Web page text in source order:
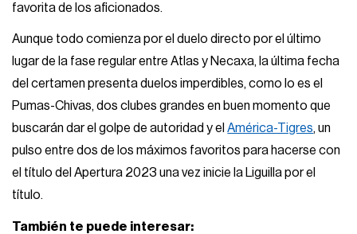
favorita de los aficionados.
Aunque todo comienza por el duelo directo por el último
lugar de la fase regular entre Atlas y Necaxa, la última fecha
del certamen presenta duelos imperdibles, como lo es el
Pumas-Chivas, dos clubes grandes en buen momento que
buscarán dar el golpe de autoridad y elAmérica-Tigres, un
pulso entre dos de los máximos favoritos para hacerse con
el título del Apertura 2023 una vez inicie la Liguilla por el
título.
También te puede interesar: